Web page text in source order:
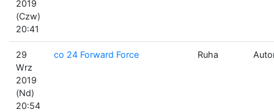
2019
(Czw)
20:41
29
Wrz
2019
(Nd)
20:54
co 24 Forward Force Ruha